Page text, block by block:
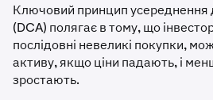
Ключовий принцип усереднення
(DCA) полягає в тому, що
послідовні невеликі покупки,
активу, якщо ціни падають, і
зростають.